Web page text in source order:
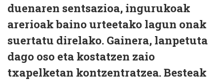
duenaren sentsazioa, ingurukoak
arerioak baino urteetako lagun onak
suertatu direlako. Gainera, lanpetuta
dago oso eta kostatzen zaio
txapelketan kontzentratzea. Besteak